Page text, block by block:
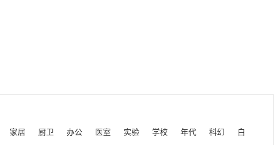
家居 厨卫 办公 医室 实验 学校 年代 科幻
白